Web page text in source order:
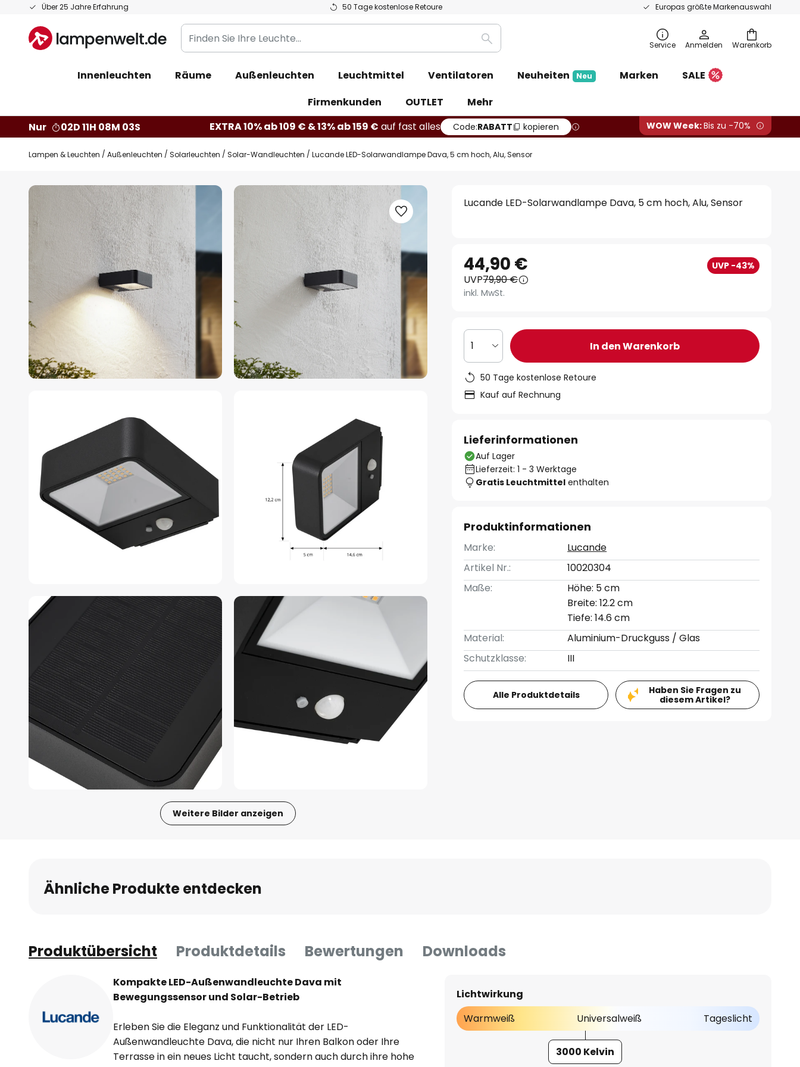
Über 25 Jahre Erfahrung 50 Tage kostenlose Retoure Europas größte Markenauswahl
Zum
springen
Warenkorb
Finden
Sie
Leuchte...
Suche Service Anmelden
Innenleuchten Räume Außenleuchten Leuchtmittel Ventilatoren Neuheiten Neu Marken
SALE
Firmenkunden
OUTLET
Mehr
Nur
02D 11H 08M 02S EXTRA 10% ab 109 € & 13% ab 159 € auf fast alles Code:RABATT kopieren WOW Week:Bis zu -70%
Lampen & Leuchten Außenleuchten Solarleuchten Solar-Wandleuchten Lucande LED-Solarwandlampe Dava, 5 cm hoch, Alu, Sensor
Zum
der
Bildgalerie
springen
Weitere Bilder anzeigen
Bildgalerie
springen
Lucande LED-Solarwandlampe Dava, 5 cm hoch, Alu, Sensor
44,90 € UVP -43%
UVP79,90 €
inkl. MwSt.
1 In den Warenkorb
50 Tage kostenlose Retoure
Kauf auf Rechnung
Lieferinformationen
Auf Lager
Lieferzeit: 1 - 3 Werktage
Gratis Leuchtmittel enthalten
Produktinformationen
Marke:
Lucande
Artikel Nr.:
10020304
Maße:
Höhe: 5 cm
Breite: 12.2 cm
Tiefe: 14.6 cm
Material:
Aluminium-Druckguss / Glas
Schutzklasse:
III
Alle Produktdetails
Haben Sie Fragen zu
diesem Artikel?
Ähnliche Produkte entdecken
Produktübersicht Produktdetails Bewertungen Downloads
Kompakte LED-Außenwandleuchte Dava mit
Bewegungssensor und Solar-Betrieb
Erleben Sie die Eleganz und Funktionalität der LED-
Außenwandleuchte Dava, die nicht nur Ihren Balkon oder Ihre
Terrasse in ein neues Licht taucht, sondern auch durch ihre hohe
Lichtwirkung
Warmweiß
Universalweiß Tageslicht
3000 Kelvin